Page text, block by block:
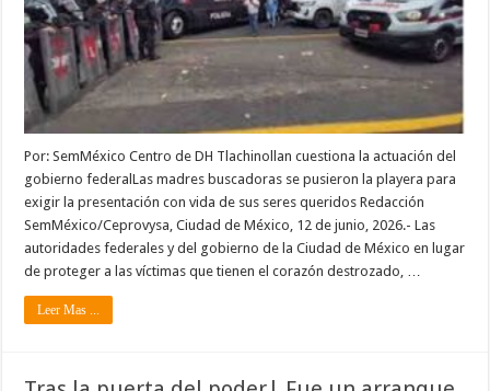
Por: SemMéxico Centro de DH Tlachinollan cuestiona la actuación del
gobierno federalLas madres buscadoras se pusieron la playera para
exigir la presentación con vida de sus seres queridos Redacción
SemMéxico/Ceprovysa, Ciudad de México, 12 de junio, 2026.- Las
autoridades federales y del gobierno de la Ciudad de México en lugar
de proteger a las víctimas que tienen el corazón destrozado, …
Leer Mas ...